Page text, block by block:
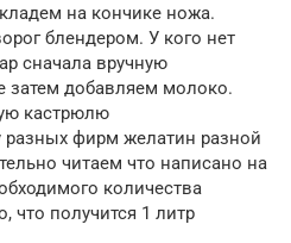
на кончике ножа.
блендером. У кого нет
сначала вручную
затем добавляем молоко.
кастрюлю
фирм желатин разной
читаем что написано на
количества
что получится 1 литр